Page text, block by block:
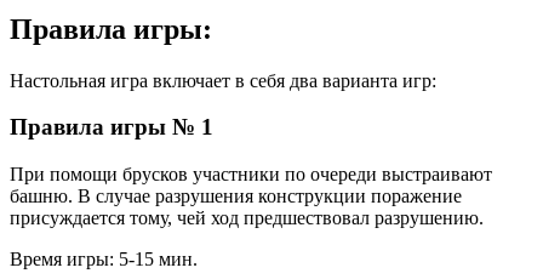
Правила игры:
Настольная игра включает в себя два варианта игр:
Правила игры № 1
При помощи брусков участники по очереди выстраивают
башню. В случае разрушения конструкции поражение
присуждается тому, чей ход предшествовал разрушению.
Время игры: 5-15 мин.